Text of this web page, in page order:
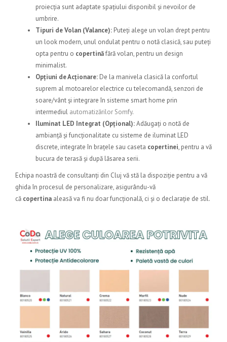
proiecția sunt adaptate spațiului disponibil și nevoilor de
umbrire.
Tipuri de Volan (Valance): Puteți alege un volan drept pentru
un look modern, unul ondulat pentru o notă clasică, sau puteți
opta pentru o copertinăfără volan, pentru un design
minimalist.
Opțiuni de Acționare: De la manivela clasică la confortul
suprem al motoarelor electrice cu telecomandă, senzori de
soare/vânt și integrare în sisteme smart home prin
intermediul automatizărilor Somfy.
Iluminat LED Integrat (Opțional):Adăugați o notă de
ambianță și funcționalitate cu sisteme de iluminat LED
discrete, integrate în brațele sau caseta copertinei, pentru a vă
bucura de terasă și după lăsarea serii.
Echipa noastră de consultanți din Cluj vă stă la dispoziție pentru a vă
ghida în procesul de personalizare, asigurându-vă
că copertina aleasă va fi nu doar funcțională, ci și o declarație de stil.